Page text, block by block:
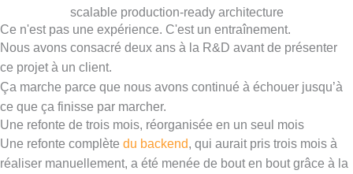
Ce n'est pas une expérience. C'est un entraînement.
Nous avons consacré deux ans à la R&D avant de présenter
ce projet à un client.
Ça marche parce que nous avons continué à échouer jusqu’à
ce que ça finisse par marcher.
Une refonte de trois mois, réorganisée en un seul mois
Une refonte complète du backend, qui aurait pris trois mois à
réaliser manuellement, a été menée de bout en bout grâce à la